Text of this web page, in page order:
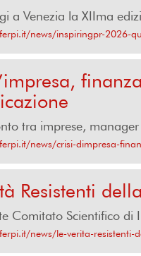
a Venezia la XIIma
news/inspiringpr-2026-
tra imprese,
news/crisi-dimpresa-
Resistenti
Comitato Scientifico
news/le-verita-resistenti-